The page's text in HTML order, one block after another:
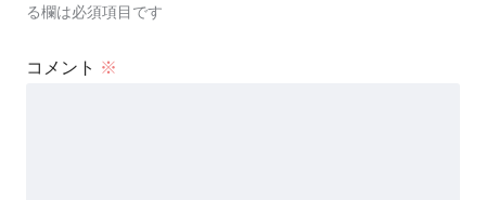
る欄は必須項目です
コメント ※